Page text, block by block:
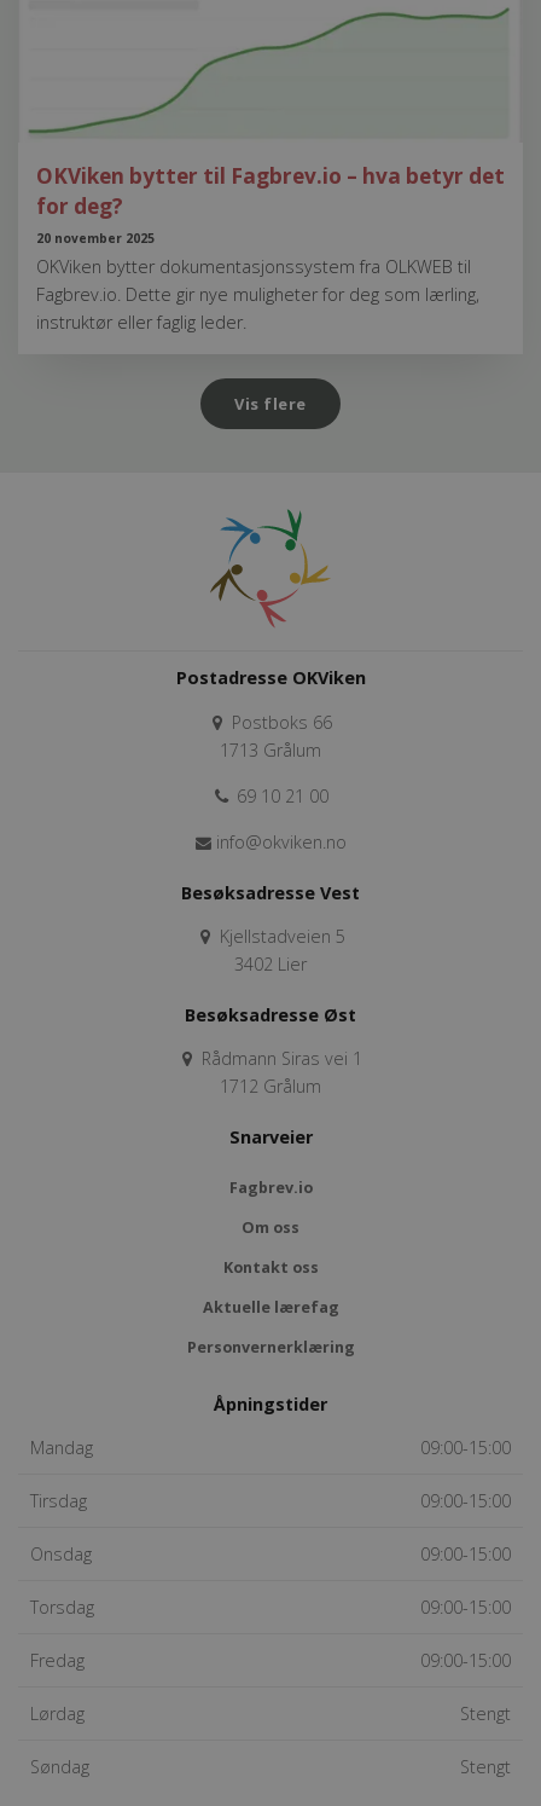
OKViken bytter til Fagbrev.io – hva betyr det
for deg?
20 november 2025
OKViken bytter dokumentasjonssystem fra OLKWEB til
Fagbrev.io. Dette gir nye muligheter for deg som lærling,
instruktør eller faglig leder.
Vis flere
Postadresse OKViken
Postboks 66
1713 Grålum
69 10 21 00
info@okviken.no
Besøksadresse Vest
Kjellstadveien 5
3402 Lier
Besøksadresse Øst
Rådmann Siras vei 1
1712 Grålum
Snarveier
Fagbrev.io
Om oss
Kontakt oss
Aktuelle lærefag
Personvernerklæring
Åpningstider
09:00-15:00
Mandag
09:00-15:00
Tirsdag
09:00-15:00
Onsdag
09:00-15:00
Torsdag
09:00-15:00
Fredag
Stengt
Lørdag
Stengt
Søndag